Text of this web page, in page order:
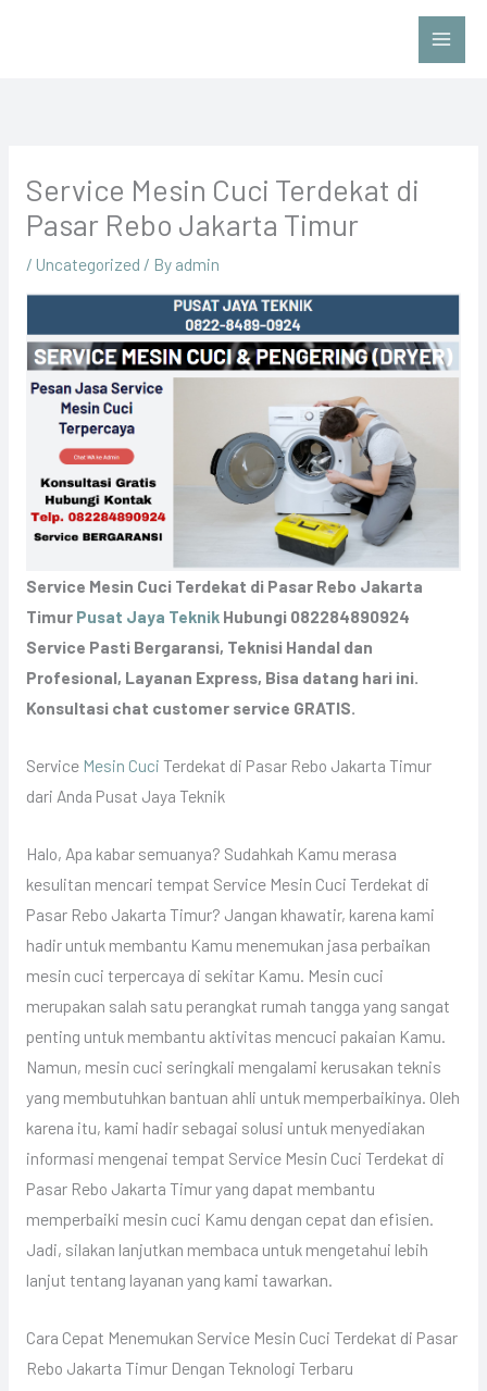
Service Mesin Cuci Terdekat di
Pasar Rebo Jakarta Timur
/ Uncategorized / By admin
Service Mesin Cuci Terdekat di Pasar Rebo Jakarta
Timur Pusat Jaya TeknikHubungi 082284890924
Service Pasti Bergaransi, Teknisi Handal dan
Profesional, Layanan Express, Bisa datang hari ini.
Konsultasi chat customer service GRATIS.
Service Mesin Cuci Terdekat di Pasar Rebo Jakarta Timur
dari Anda Pusat Jaya Teknik
Halo, Apa kabar semuanya? Sudahkah Kamu merasa
kesulitan mencari tempat Service Mesin Cuci Terdekat di
Pasar Rebo Jakarta Timur? Jangan khawatir, karena kami
hadir untuk membantu Kamu menemukan jasa perbaikan
mesin cuci terpercaya di sekitar Kamu. Mesin cuci
merupakan salah satu perangkat rumah tangga yang sangat
penting untuk membantu aktivitas mencuci pakaian Kamu.
Namun, mesin cuci seringkali mengalami kerusakan teknis
yang membutuhkan bantuan ahli untuk memperbaikinya. Oleh
karena itu, kami hadir sebagai solusi untuk menyediakan
informasi mengenai tempat Service Mesin Cuci Terdekat di
Pasar Rebo Jakarta Timur yang dapat membantu
memperbaiki mesin cuci Kamu dengan cepat dan efisien.
Jadi, silakan lanjutkan membaca untuk mengetahui lebih
lanjut tentang layanan yang kami tawarkan.
Cara Cepat Menemukan Service Mesin Cuci Terdekat di Pasar
Rebo Jakarta Timur Dengan Teknologi Terbaru